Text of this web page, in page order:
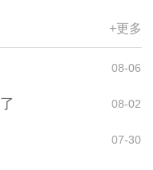
+更多
08-06
08-02
07-30